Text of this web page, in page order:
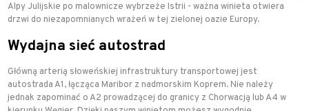
Alpy Julijskie po malownicze wybrzeże Istrii - ważna winieta otwiera
drzwi do niezapomnianych wrażeń w tej zielonej oazie Europy.
Wydajna sieć autostrad
Główną arterią słoweńskiej infrastruktury transportowej jest
autostrada A1, łącząca Maribor z nadmorskim Koprem. Nie należy
jednak zapominać o A2 prowadzącej do granicy z Chorwacją lub A4 w